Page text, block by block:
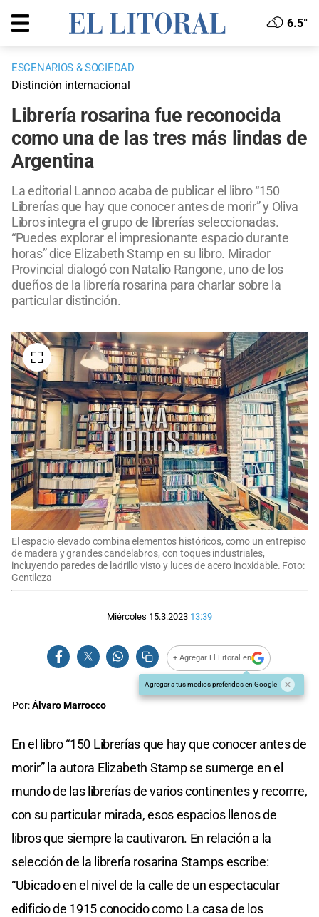
6.5°
ESCENARIOS & SOCIEDAD
Distinción internacional
Librería rosarina fue reconocida
como una de las tres más lindas de
Argentina
La editorial Lannoo acaba de publicar el libro “150
Librerías que hay que conocer antes de morir” y Oliva
Libros integra el grupo de librerías seleccionadas.
“Puedes explorar el impresionante espacio durante
horas” dice Elizabeth Stamp en su libro. Mirador
Provincial dialogó con Natalio Rangone, uno de los
dueños de la librería rosarina para charlar sobre la
particular distinción.
El espacio elevado combina elementos históricos, como un entrepiso
de madera y grandes candelabros, con toques industriales,
incluyendo paredes de ladrillo visto y luces de acero inoxidable. Foto:
Gentileza
Miércoles 15.3.2023 13:39
+ Agregar El Litoral en
Agregar a tus medios preferidos en Google
Por:Álvaro Marrocco
En el libro “150 Librerías que hay que conocer antes de
morir” la autora Elizabeth Stamp se sumerge en el
mundo de las librerías de varios continentes y recorrre,
con su particular mirada, esos espacios llenos de
libros que siempre la cautivaron. En relación a la
selección de la librería rosarina Stamps escribe:
“Ubicado en el nivel de la calle de un espectacular
edificio de 1915 conocido como La casa de los